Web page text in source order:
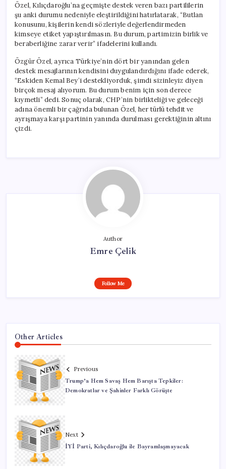
Özel, Kılıçdaroğlu’na geçmişte destek veren bazı partililerin
şu anki durumu nedeniyle eleştirildiğini hatırlatarak, “Butlan
konusunu, kişilerin kendi sözleriyle değerlendirmeden
kimseye etiket yapıştırılmasın. Bu durum, partimizin birlik ve
beraberliğine zarar verir” ifadelerini kullandı.
Özgür Özel, ayrıca Türkiye’nin dört bir yanından gelen
destek mesajlarının kendisini duygulandırdığını ifade ederek,
“Eskiden Kemal Bey’i destekliyorduk, şimdi sizinleyiz diyen
birçok mesaj alıyorum. Bu durum benim için son derece
kıymetli” dedi. Sonuç olarak, CHP’nin birlikteliği ve geleceği
adına önemli bir çağrıda bulunan Özel, her türlü tehdit ve
ayrışmaya karşı partinin yanında durulması gerektiğinin altını
çizdi.
Author
Emre Çelik
Follow Me
Other Articles
Previous
Trump’a Hem Savaş Hem Barışta Tepkiler:
Demokratlar ve Şahinler Farklı Görüşte
Next
İYİ Parti, Kılıçdaroğlu ile Bayramlaşmayacak